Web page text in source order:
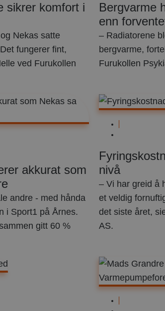
sikrer komfort i
Nekas satte
fungerer fint,
ved Furukollen
2023
Bergvarme
enn
– Radiatorene
bergvarme,
Furukollen
akkurat som
andre - med hånda
i Sport1 på Årnes.
gitt 60 %
2023
nivå
– Vi har greid å
et veldig
det siste året,
AS.